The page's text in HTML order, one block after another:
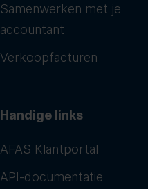
Samenwerken met je
accountant
Verkoopfacturen
Handige links
AFAS Klantportal
API-documentatie